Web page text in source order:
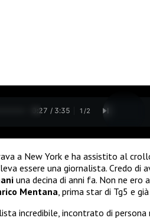
0:28 / 3:35 1 /2
a New York e ha assistito al
essere una giornalista. Credo di
una decina di anni fa. Non ne ero
Mentana , prima star di Tg5 e
incredibile, incontrato di